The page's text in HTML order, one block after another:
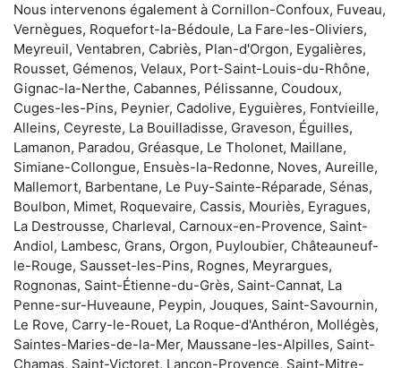
Nous intervenons également à Cornillon-Confoux, Fuveau,
Vernègues, Roquefort-la-Bédoule, La Fare-les-Oliviers,
Meyreuil, Ventabren, Cabriès, Plan-d'Orgon, Eygalières,
Rousset, Gémenos, Velaux, Port-Saint-Louis-du-Rhône,
Gignac-la-Nerthe, Cabannes, Pélissanne, Coudoux,
Cuges-les-Pins, Peynier, Cadolive, Eyguières, Fontvieille,
Alleins, Ceyreste, La Bouilladisse, Graveson, Éguilles,
Lamanon, Paradou, Gréasque, Le Tholonet, Maillane,
Simiane-Collongue, Ensuès-la-Redonne, Noves, Aureille,
Mallemort, Barbentane, Le Puy-Sainte-Réparade, Sénas,
Boulbon, Mimet, Roquevaire, Cassis, Mouriès, Eyragues,
La Destrousse, Charleval, Carnoux-en-Provence, Saint-
Andiol, Lambesc, Grans, Orgon, Puyloubier, Châteauneuf-
le-Rouge, Sausset-les-Pins, Rognes, Meyrargues,
Rognonas, Saint-Étienne-du-Grès, Saint-Cannat, La
Penne-sur-Huveaune, Peypin, Jouques, Saint-Savournin,
Le Rove, Carry-le-Rouet, La Roque-d'Anthéron, Mollégès,
Saintes-Maries-de-la-Mer, Maussane-les-Alpilles, Saint-
Chamas, Saint-Victoret, Lançon-Provence, Saint-Mitre-